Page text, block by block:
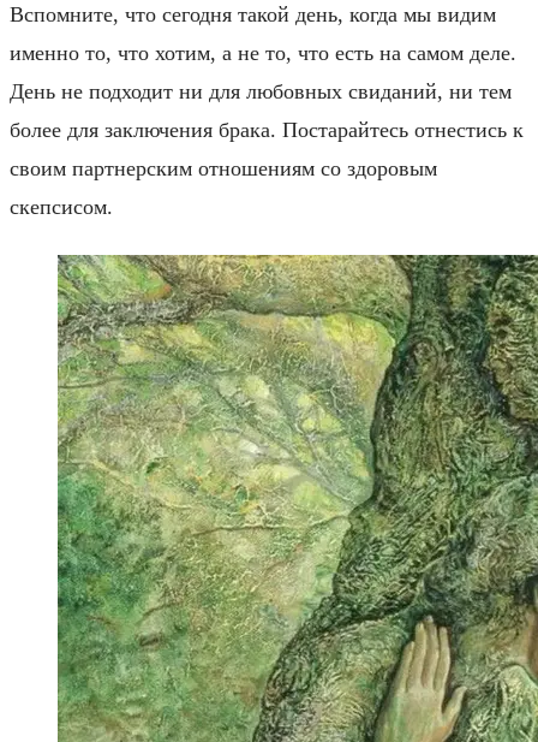
Вспомните, что сегодня такой день, когда мы видим
именно то, что хотим, а не то, что есть на самом деле.
День не подходит ни для любовных свиданий, ни тем
более для заключения брака. Постарайтесь отнестись к
своим партнерским отношениям со здоровым
скепсисом.